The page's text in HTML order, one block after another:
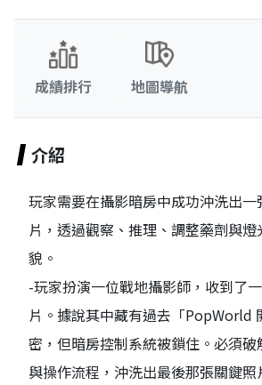
成績排行 地圖導航
介紹
玩家需要在攝影暗房中成功沖洗出一
片，透過觀察、推理、調整藥劑與
貌。
-玩家扮演一位戰地攝影師，收到了
片。據說其中藏有過去「PopWorld
密，但暗房控制系統被鎖住。必須
與操作流程，沖洗出最後那張關鍵照